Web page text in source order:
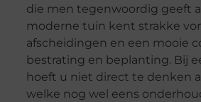
die men tegenwoordig geeft
moderne tuin kent strakke
afscheidingen en een mooie
bestrating en beplanting. Bij
hoeft u niet direct te denken
welke nog wel eens